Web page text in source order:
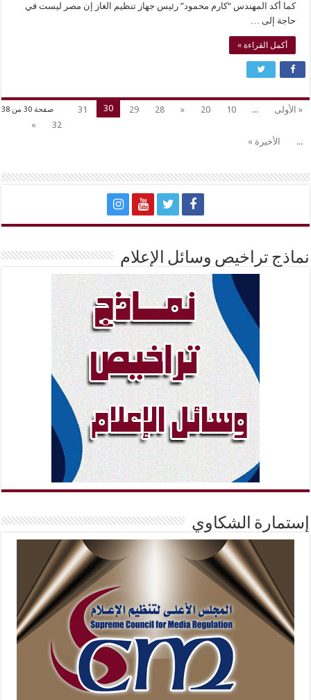
كما أكد المهندس “كارم محمود” رئيس جهاز تنظيم الغاز إن مصر ليست في
حاجة إلى …
أكمل القراءة »
صفحة 30 من 38 « الأولى ...
10
20
«
28
29
30
31
32
»
...
الأخيرة »
نماذج تراخيص وسائل الإعلام
إستمارة الشكاوي